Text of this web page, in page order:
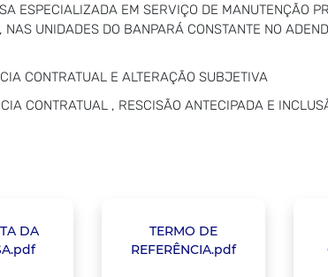
ESPECIALIZADA EM SERVIÇO DE MANUTENÇÃO
UNIDADES DO BANPARÁ CONSTANTE NO
CONTRATUAL E ALTERAÇÃO SUBJETIVA
CONTRATUAL , RESCISÃO ANTECIPADA E
DA
TERMO DE
REFERÊNCIA.pdf